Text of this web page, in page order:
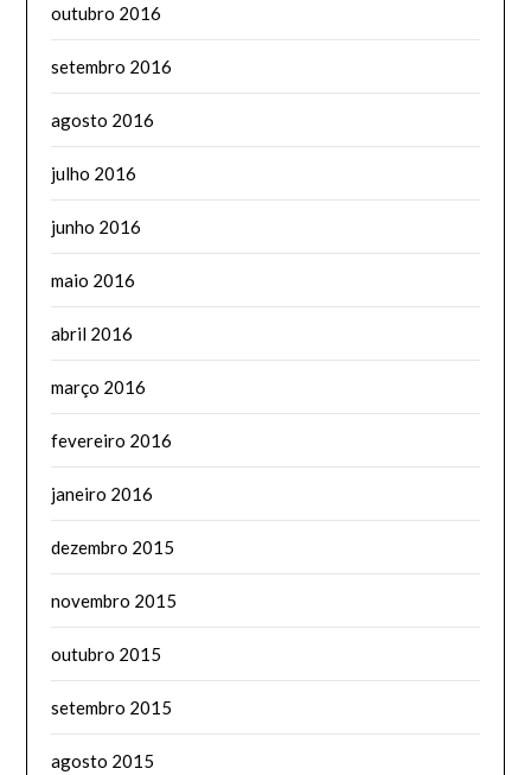
outubro 2016
setembro 2016
agosto 2016
julho 2016
junho 2016
maio 2016
abril 2016
março 2016
fevereiro 2016
janeiro 2016
dezembro 2015
novembro 2015
outubro 2015
setembro 2015
agosto 2015